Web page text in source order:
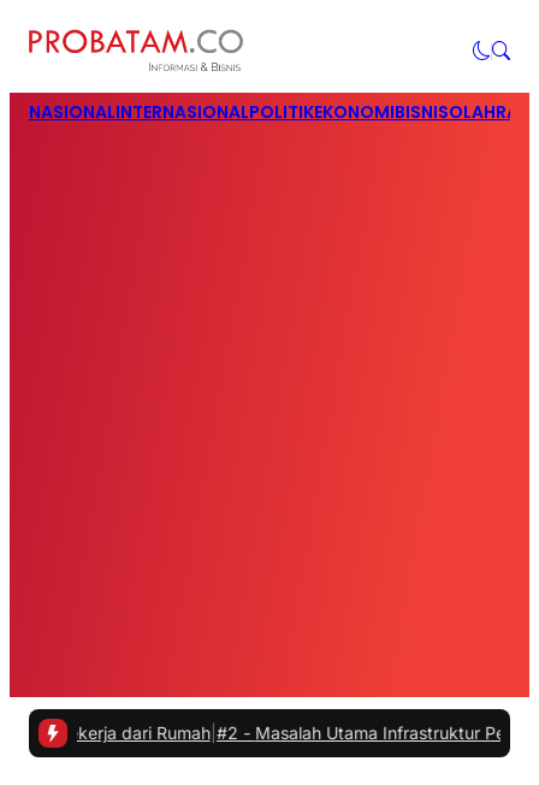
NASIONALINTERNASIONALPOLITIKEKONOMIBISNIS
dari Rumah| #2 -Masalah Utama Infrastruktur Pengisian